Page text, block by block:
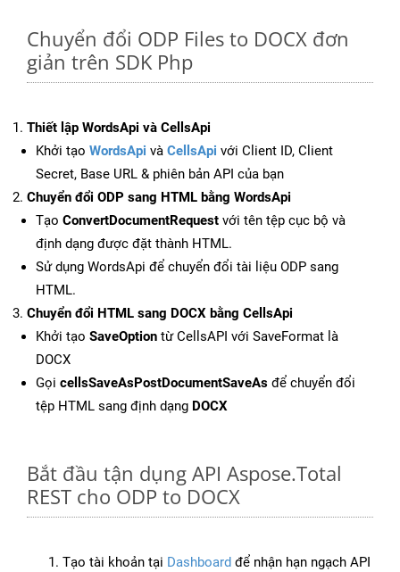
Chuyển đổi ODP Files to DOCX đơn
giản trên SDK Php
Thiết lập WordsApi và CellsApi
Khởi tạo WordsApi và CellsApi với Client ID, Client
Secret, Base URL & phiên bản API của bạn
Chuyển đổi ODP sang HTML bằng WordsApi
Tạo ConvertDocumentRequest với tên tệp cục bộ và
định dạng được đặt thành HTML.
Sử dụng WordsApi để chuyển đổi tài liệu ODP sang
HTML.
Chuyển đổi HTML sang DOCX bằng CellsApi
Khởi tạo SaveOption từ CellsAPI với SaveFormat là
DOCX
Gọi cellsSaveAsPostDocumentSaveAs để chuyển đổi
tệp HTML sang định dạng DOCX
Bắt đầu tận dụng API Aspose.Total
REST cho ODP to DOCX
Tạo tài khoản tại Dashboard để nhận hạn ngạch API